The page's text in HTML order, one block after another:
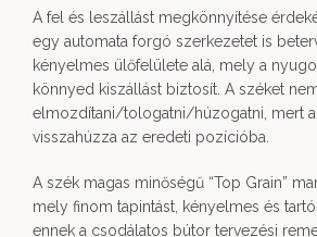
A fel és leszállást megkönnyítése
egy automata forgó szerkezetet is
kényelmes ülőfelülete alá, mely a
könnyed kiszállást biztosít. A széket nem
elmozdítani/tologatni/húzogatni, mert
visszahúzza az eredeti pozícióba.
A szék magas minőségű “Top Grain”
mely finom tapintást, kényelmes és
ennek a csodálatos bútor tervezési